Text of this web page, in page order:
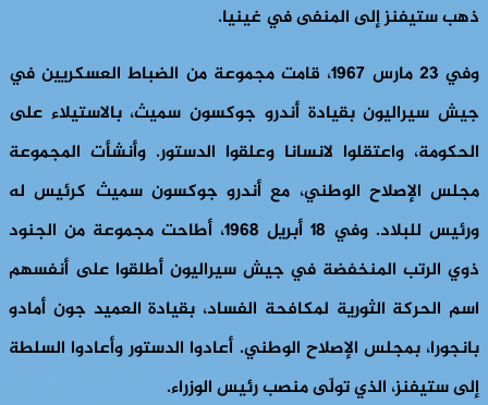
ذهب ستيفنز إلى المنفى في غينيا.
وفي 23 مارس 1967، قامت مجموعة من الضباط العسكريين في
جيش سيراليون بقيادة أندرو جوكسون سميث، بالاستيلاء على
الحكومة، واعتقلوا لانسانا وعلقوا الدستور. وأنشأت المجموعة
مجلس الإصلاح الوطني، مع أندرو جوكسون سميث كرئيس له
ورئيس للبلاد. وفي 18 أبريل 1968، أطاحت مجموعة من الجنود
ذوي الرتب المنخفضة في جيش سيراليون أطلقوا على أنفسهم
اسم الحركة الثورية لمكافحة الفساد، بقيادة العميد جون أمادو
بانجورا، بمجلس الإصلاح الوطني. أعادوا الدستور وأعادوا السلطة
إلى ستيفنز، الذي تولّى منصب رئيس الوزراء.